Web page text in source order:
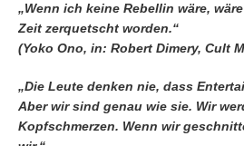
„Wenn ich keine Rebellin wäre,
Zeit zerquetscht worden.“
(Yoko Ono, in: Robert Dimery, Cult
„Die Leute denken nie, dass
Aber wir sind genau wie sie. Wir
Kopfschmerzen. Wenn wir